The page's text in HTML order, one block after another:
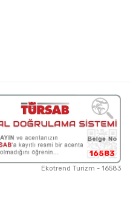
16583
Ekotrend Turizm - 16583